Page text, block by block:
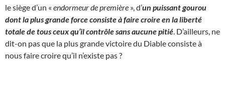
le siège d’un « endormeur de première », d’un puissant gourou
dont la plus grande force consiste à faire croire en la liberté
totale de tous ceux qu’il contrôle sans aucune pitié . D’ailleurs, ne
dit-on pas que la plus grande victoire du Diable consiste à
nous faire croire qu’il n’existe pas ?